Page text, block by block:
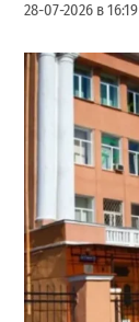
28-07-2026 в 16:19